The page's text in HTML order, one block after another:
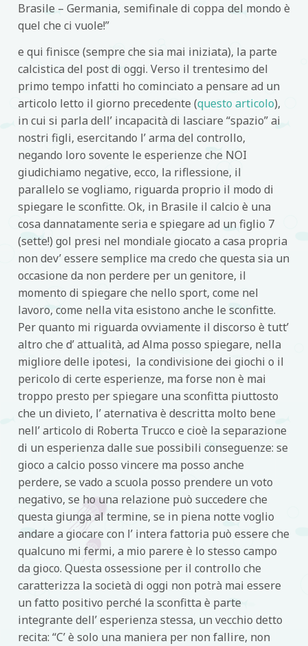
Brasile – Germania, semifinale di coppa del mondo è
quel che ci vuole!”
e qui finisce (sempre che sia mai iniziata), la parte
calcistica del post di oggi. Verso il trentesimo del
primo tempo infatti ho cominciato a pensare ad un
articolo letto il giorno precedente (questo articolo),
in cui si parla dell’ incapacità di lasciare “spazio” ai
nostri figli, esercitando l’ arma del controllo,
negando loro sovente le esperienze che NOI
giudichiamo negative, ecco, la riflessione, il
parallelo se vogliamo, riguarda proprio il modo di
spiegare le sconfitte. Ok, in Brasile il calcio è una
cosa dannatamente seria e spiegare ad un figlio 7
(sette!) gol presi nel mondiale giocato a casa propria
non dev’ essere semplice ma credo che questa sia un
occasione da non perdere per un genitore, il
momento di spiegare che nello sport, come nel
lavoro, come nella vita esistono anche le sconfitte.
Per quanto mi riguarda ovviamente il discorso è tutt’
altro che d’ attualità, ad Alma posso spiegare, nella
migliore delle ipotesi, la condivisione dei giochi o il
pericolo di certe esperienze, ma forse non è mai
troppo presto per spiegare una sconfitta piuttosto
che un divieto, l’ aternativa è descritta molto bene
nell’ articolo di Roberta Trucco e cioè la separazione
di un esperienza dalle sue possibili conseguenze: se
gioco a calcio posso vincere ma posso anche
perdere, se vado a scuola posso prendere un voto
negativo, se ho una relazione può succedere che
questa giunga al termine, se in piena notte voglio
andare a giocare con l’ intera fattoria può essere che
qualcuno mi fermi, a mio parere è lo stesso campo
da gioco. Questa ossessione per il controllo che
caratterizza la società di oggi non potrà mai essere
un fatto positivo perché la sconfitta è parte
integrante dell’ esperienza stessa, un vecchio detto
recita: “C’ è solo una maniera per non fallire, non